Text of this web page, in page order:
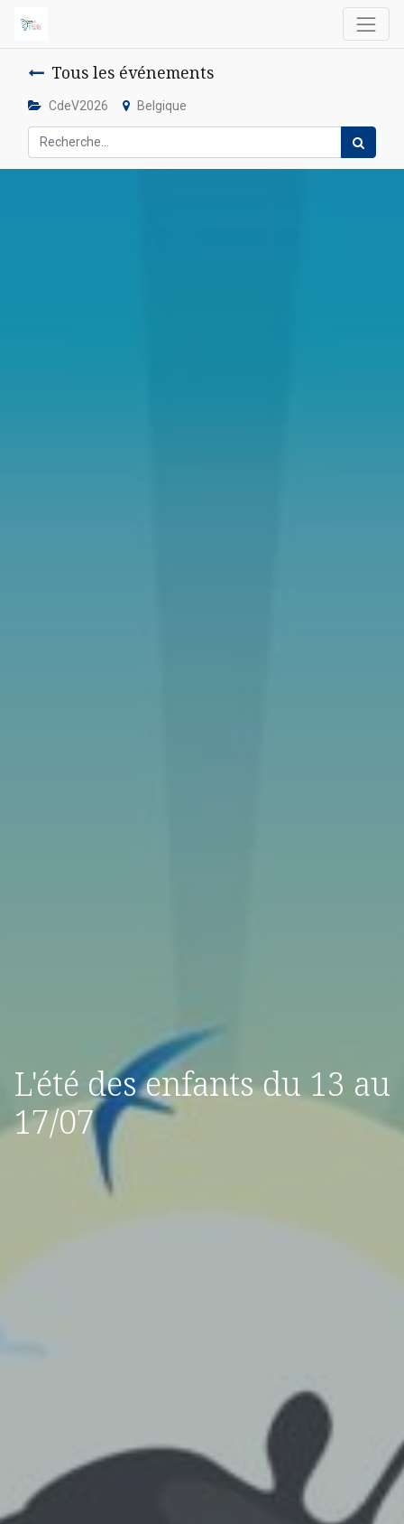
Tous les événements
CdeV2026 Belgique
L'été des enfants du 13 au
17/07